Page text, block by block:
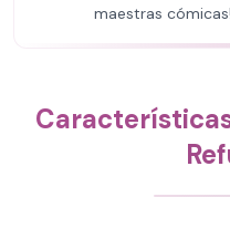
maestras cómicas!